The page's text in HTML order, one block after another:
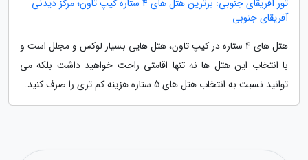
تور آفریقای جنوبی: برترین هتل های 4 ستاره کیپ تاون؛ مرکز دیدنی
آفریقای جنوبی
هتل های 4 ستاره در کیپ تاون، هتل هایی بسیار لوکس و مجلل است و
با انتخاب این هتل ها نه تنها اقامتی راحت خواهید داشت بلکه می
توانید نسبت به انتخاب هتل های 5 ستاره هزینه کم تری را صرف کنید.